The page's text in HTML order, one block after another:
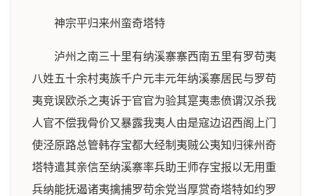
神宗平归来州蛮奇塔特
泸州之南三十里有纳溪寨寨西南五里有罗苟夷
八姓五十余村夷族千户元丰元年纳溪寨居民与罗苟
夷竞误欧杀之夷诉于官官为验其寔夷恚偾谓汉杀我
人官不偿我骨价又暴露我夷人由是寇边诏西阁上门
使泾原路总管韩存宝都大经制夷贼公夷知归徕州奇
塔特遣其亲信至纳溪寨率兵助王师存宝报以无用重
兵纳能抚遏诸夷擒捕罗苟余党当厚赏奇塔特如约罗